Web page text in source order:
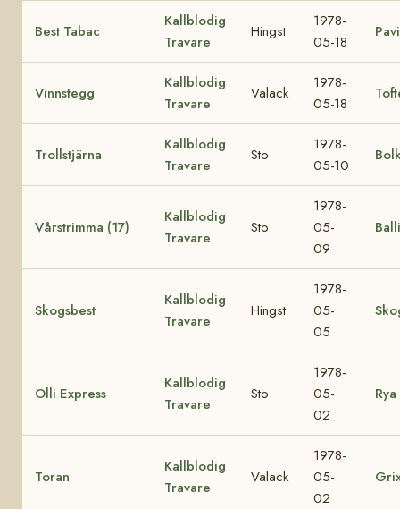
Best Tabac
Kallblodig
Travare
Hingst
1978-
05-18
Vinnstegg
Kallblodig
Travare
Valack
1978-
05-18
Trollstjärna
Kallblodig
Travare
Sto
1978-
05-10
Vårstrimma (17)
Kallblodig
Travare
Sto
1978-
05-
09
Skogsbest
Kallblodig
Travare
Hingst
1978-
05-
05
Olli Express
Kallblodig
Travare
Sto
1978-
05-
02
Toran
Kallblodig
Travare
Valack
1978-
05-
02